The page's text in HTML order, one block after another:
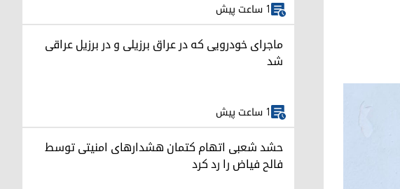
1 ساعت پیش
ماجرای خودرویی که در عراق برزیلی و در برزیل عراقی
شد
1 ساعت پیش
حشد شعبی اتهام کتمان هشدارهای امنیتی توسط
فالح فیاض را رد کرد